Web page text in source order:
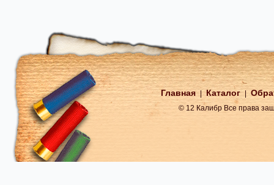
Главная Каталог
© 12 Калибр Все права